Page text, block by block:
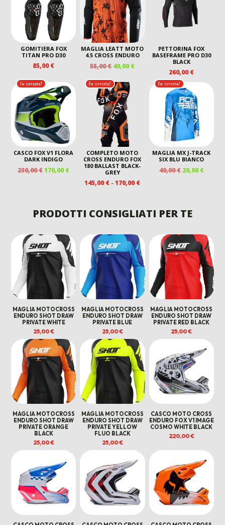
60,00 €. 40,00 €.
GOMITIERA FOX
TITAN PRO D30
85,00€
MAGLIA LEATT MOTO
4.5 CROSS ENDURO
55,00€ IL
ORIGINALE
ERA:
55,00 €.
40,00€IL
ATTUALE
PETTORINA FOX
BASEFRAME PRO D30
BLACK
260,00€
In offerta!
CASCO FOX V1 FLORA
DARK INDIGO
230,00€IL
170,00€IL
ATTUALE
In offerta!
COMPLETO MOTO
CROSS ENDURO FOX
180 BALLAST BLACK-
GREY
145,00€ - 170,00€FASCIA
DA
145,00 €
170,00 €
In offerta!
MAGLIA MX J-TRACK
SIX BLU BIANCO
40,00€ IL
20,00€IL
PRODOTTI CONSIGLIATI PER TE
MAGLIA MOTOCROSS
ENDURO SHOT DRAW
PRIVATE WHITE
25,00€
MAGLIA MOTOCROSS
ENDURO SHOT DRAW
PRIVATE BLUE
25,00€
MAGLIA MOTOCROSS
ENDURO SHOT DRAW
PRIVATE RED BLACK
25,00€
MAGLIA MOTOCROSS
ENDURO SHOT DRAW
PRIVATE ORANGE
BLACK
25,00€
MAGLIA MOTOCROSS
ENDURO SHOT DRAW
PRIVATE YELLOW
FLUO BLACK
25,00€
CASCO MOTO CROSS
ENDURO FOX V1 IMAGE
COSMO WHITE BLACK
220,00€